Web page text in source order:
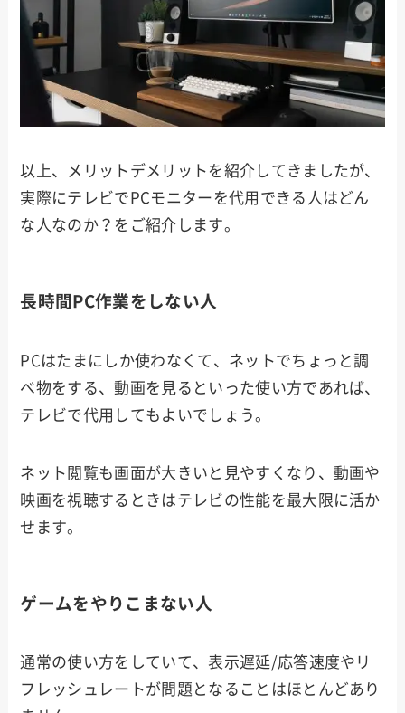
以上、メリットデメリットを紹介してきましたが、
実際にテレビでPCモニターを代用できる人はどん
な人なのか？をご紹介します。
長時間PC作業をしない人
PCはたまにしか使わなくて、ネットでちょっと調
べ物をする、動画を見るといった使い方であれば、
テレビで代用してもよいでしょう。
ネット閲覧も画面が大きいと見やすくなり、動画や
映画を視聴するときはテレビの性能を最大限に活か
せます。
ゲームをやりこまない人
通常の使い方をしていて、表示遅延/応答速度やリ
フレッシュレートが問題となることはほとんどあり